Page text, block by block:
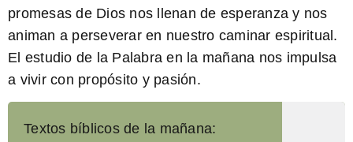
promesas de Dios nos llenan de esperanza y nos
animan a perseverar en nuestro caminar espiritual.
El estudio de la Palabra en la mañana nos impulsa
a vivir con propósito y pasión.
Textos bíblicos de la mañana: